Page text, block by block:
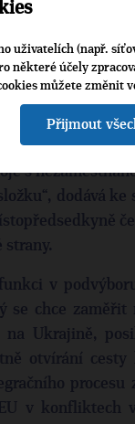
výboru pro
OECD.
přispět
výměnného
s
dodává
strany.
v
se chce
Ukrajině,
otvírání
v
uživatelích (např.
některé účely
můžete změnit
Přijmout